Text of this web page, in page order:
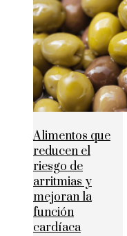
Alimentos que
reducen el
riesgo de
arritmias y
mejoran la
función
cardíaca